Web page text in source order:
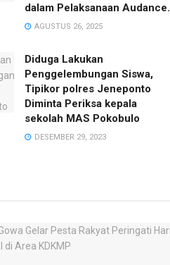
dalam Pelaksanaan Audance.
AGUSTUS 26, 2025
Diduga Lakukan
Penggelembungan Siswa,
Tipikor polres Jeneponto
Diminta Periksa kepala
sekolah MAS Pokobulo
DESEMBER 29, 2023